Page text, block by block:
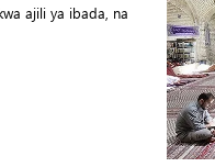
ajili ya ibada, na